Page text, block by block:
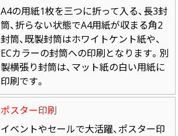
A4の用紙1枚を三つに折って入る、長3封
筒、折らない状態でA4用紙が収まる角2
封筒、既製封筒はホワイトケント紙や、
ECカラーの封筒への印刷となります。別
製横張り封筒は、マット紙の白い用紙に
印刷です。
ポスター印刷
イベントやセールで大活躍、ポスター印